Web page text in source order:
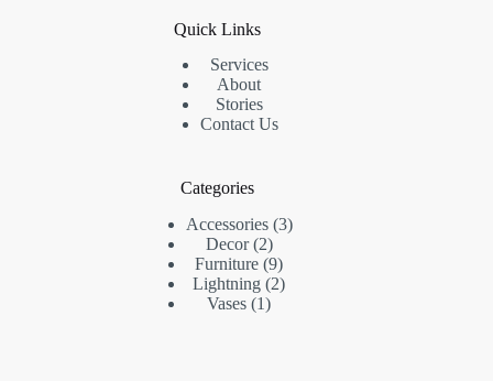
Quick Links
Services
About
Stories
Contact Us
Categories
Accessories 3
Decor 2
Furniture 9
Lightning 2
Vases 1